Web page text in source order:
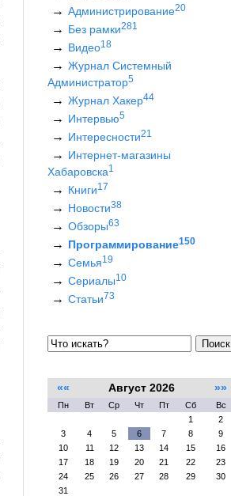
Администрирование20
Без рамки281
Видео18
Журнал Системный
Администратор5
Журнал Хакер44
Интервью5
Интересности21
Интернет-магазины
Хабаровска1
Книги17
Новости38
Обзоры63
Программирование150
Семья19
Сериалы10
Статьи 73
Поиск
«« Август 2026 »»
Пн Вт Ср Чт Пт Сб
Вс
1
2
3
4 5 6 7 8
9
10
11 12 13 14 15
16
17
18 19 20 21 22
23
24
25 26 27 28 29
30
31